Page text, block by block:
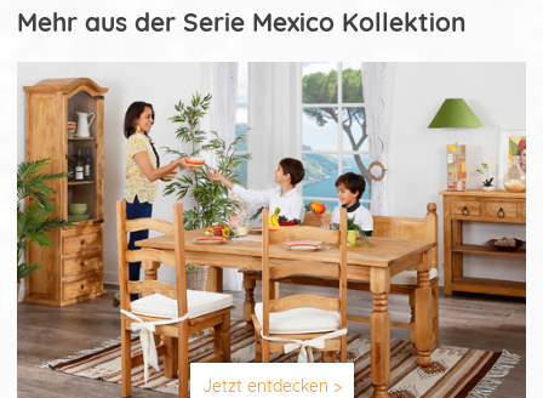
Mehr aus der Serie Mexico Kollektion
Jetzt entdecken >